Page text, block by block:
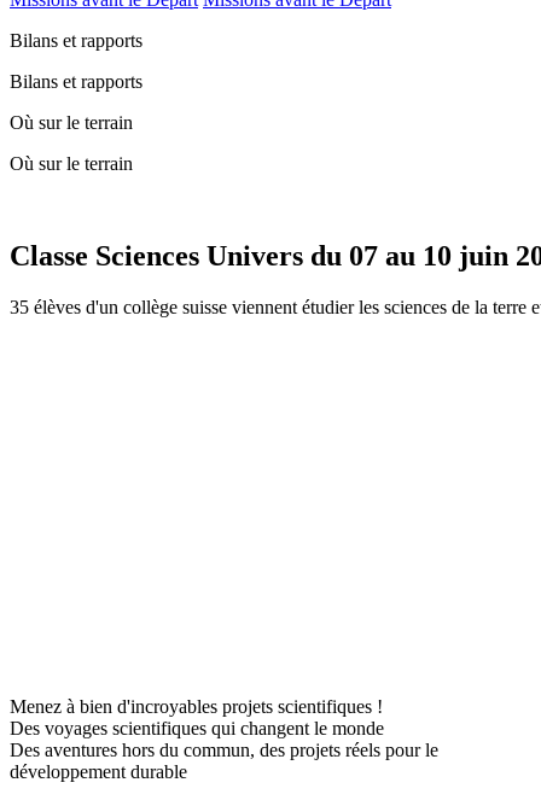
Bilans et rapports
Bilans et rapports
Où sur le terrain
Où sur le terrain
Classe Sciences Univers du 07 au 10 juin
35 élèves d'un collège suisse viennent étudier les sciences de la
Menez à bien d'incroyables projets scientifiques !
Des voyages scientifiques qui changent le monde
Des aventures hors du commun, des projets réels pour le
développement durable